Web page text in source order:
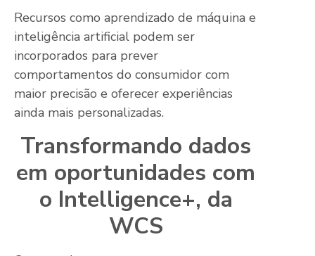
Recursos como aprendizado de máquina e
inteligência artificial podem ser
incorporados para prever
comportamentos do consumidor com
maior precisão e oferecer experiências
ainda mais personalizadas.
Transformando dados
em oportunidades com
o Intelligence+, da
WCS